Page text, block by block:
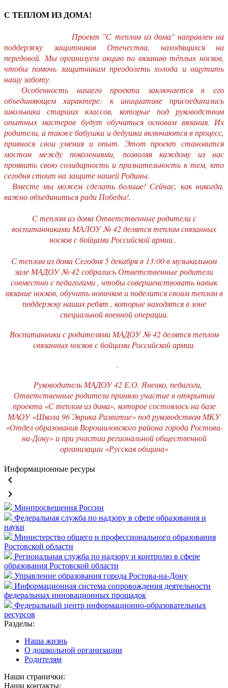
С ТЕПЛОМ ИЗ ДОМА!
Проект "С теплом из дома" направлен на
поддержку защитников Отечества, находящихся на
передовой. Мы организуем акцию по вязанию тёплых носков,
чтобы помочь защитникам преодолеть холода и ощутить
нашу заботу.
Особенность нашего проекта заключается в его
объединяющем характере: к инициативе присоединились
школьники старших классов, которые под руководством
опытных мастеров будут обучаться основам вязания. Их
родители, а также бабушки и дедушки включаются в процесс,
привнося свои умения и опыт. Этот проект становится
мостом между поколениями, позволяя каждому из нас
проявить свою солидарность и признательность к тем, кто
сегодня стоит на защите нашей Родины.
Вместе мы можем сделать больше! Сейчас, как никогда,
важно объединиться ради Победы!.
С теплом из дома Ответственные родители с
воспитанниками МАЛОУ № 42 делятся теплом связанных
носков с бойцами Российской армии..
С теплом из дома Сегодня 5 декабря в 13:00 в музыкальном
зале МАДОУ № 42 собрались Ответственные родители
совместно с педагогами , чтобы совершенствовать навык
вязание носков, обучить новичков и поделится своим теплом в
поддержку наших ребят , которые находятся в зоне
специальной военной операции.
Воспитанники с родителями МАДОУ № 42 делятся теплом
связанных носков с бойцами Российской армии.
.
Руководитель МАДОУ 42 Е.О. Яненко, педагоги,
Ответственные родители приняло участие в открытии
проекта «С теплом из дома», которое состоялось на базе
МАОУ «Школа 96 Эврика-Развитие» под руководством МКУ
«Отдел образования Ворошиловского района города Ростова-
на-Дону» и при участии региональной общественной
организации «Русская община»
Информационные ресуры
keyboard_arrow_left
keyboard_arrow_right
Минпросвещения России
Федеральная служба по надзору в сфере образования и
науки
Министерство общего и профессионального образования
Ростовской области
Региональная служба по надзору и контролю в сфере
образования Ростовской области
Управление образования города Ростова-на-Дону
Информационная система сопровождения деятельности
федеральных инновационных прощадок
Федеральный центр информационно-образовательных
ресурсов
Разделы:
Наша жизнь
О дошкольной организации
Родителям
Наши странички:
Наши контакты: